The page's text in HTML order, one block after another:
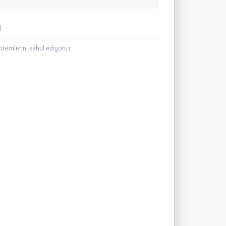
kabul ediyoruz